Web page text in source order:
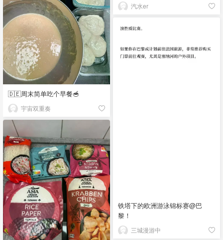
汽水er
🇩🇪周末简单吃个早餐🥣
宇宙双重奏
铁塔下的欧洲游泳锦标赛@巴
黎！
三城漫游中